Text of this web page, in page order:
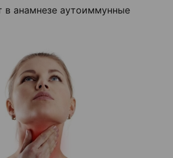
анамнезе аутоиммунные